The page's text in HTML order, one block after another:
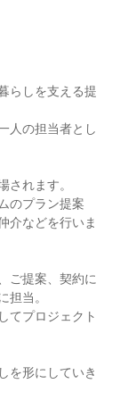
らしを支える提
人の担当者とし
されます。
のプラン提案
介などを行いま
ご提案、契約に
担当。
てプロジェクト
を形にしていき